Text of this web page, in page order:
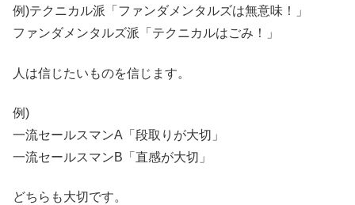
例)テクニカル派「ファンダメンタルズは無意味！」
ファンダメンタルズ派「テクニカルはごみ！」
人は信じたいものを信じます。
例)
一流セールスマンA「段取りが大切」
一流セールスマンB「直感が大切」
どちらも大切です。